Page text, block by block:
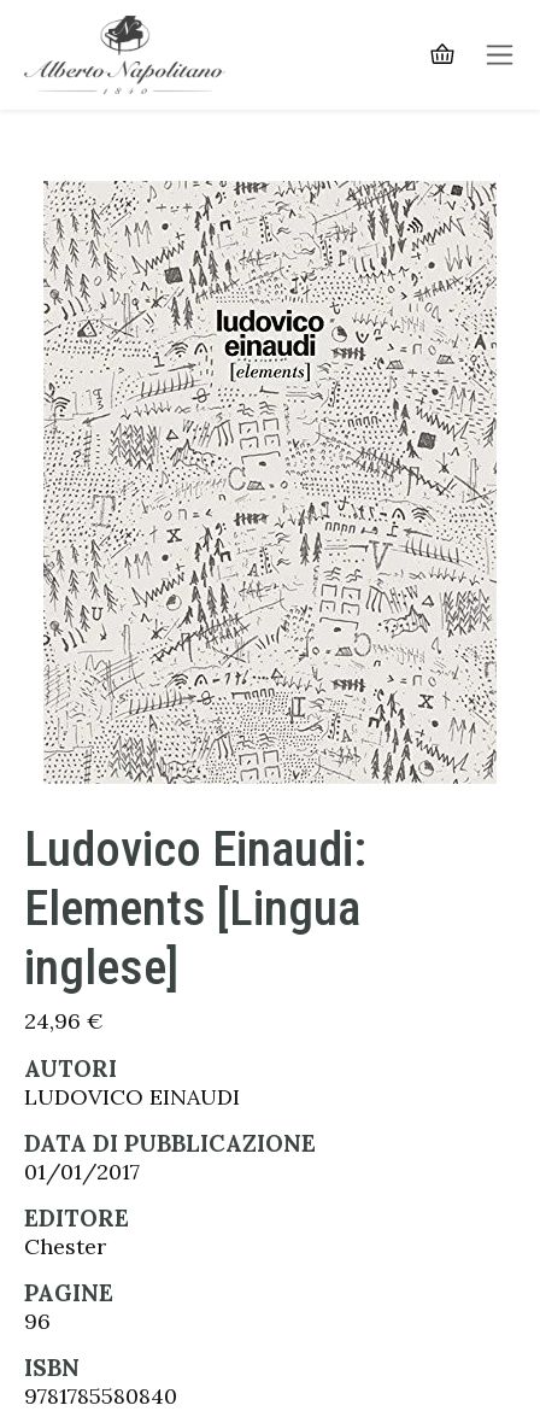
Ludovico Einaudi:
Elements [Lingua
inglese]
24,96 €
AUTORI
LUDOVICO EINAUDI
DATA DI PUBBLICAZIONE
01/01/2017
EDITORE
Chester
PAGINE
96
ISBN
9781785580840